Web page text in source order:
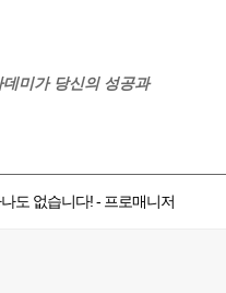
미가 당신의 성공과
도 없습니다! - 프로매니저